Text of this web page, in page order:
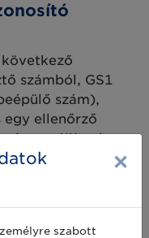
következő
számból, GS1
szám),
egy ellenőrző
és a szállítmány
áll. A 17.
×
szabott